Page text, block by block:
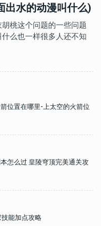
出水的动漫叫什么)
桃这个问题的一些问题
么也一样很多人还不知
位置在哪里-上太空的火箭位
怎么过 皇陵穹顶完美通关攻
能加点攻略